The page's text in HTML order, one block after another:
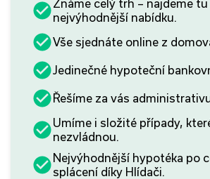
Známe celý trh – najdeme tu
nejvýhodnější nabídku.
Vše sjednáte online z
Jedinečné hypoteční
Řešíme za vás
Umíme i složité případy,
nezvládnou.
Nejvýhodnější hypotéka po
splácení díky Hlídači.